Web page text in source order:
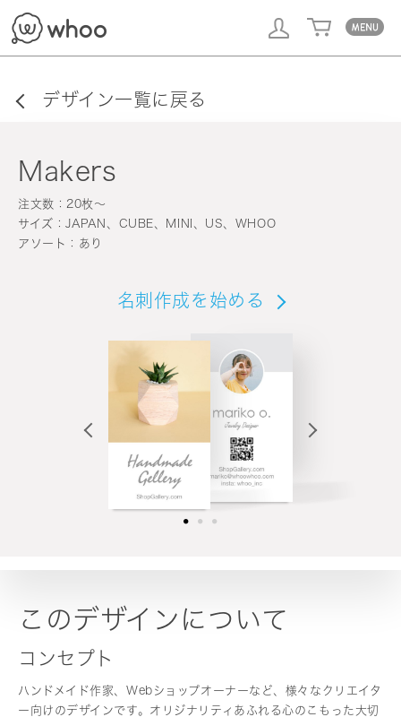
デザイン一覧に戻る
Makers
注文数：20枚〜
サイズ：JAPAN、CUBE、MINI、US、WHOO
アソート：あり
名刺作成を始める
このデザインについて
コンセプト
ハンドメイド作家、Webショップオーナーなど、様々なクリエイタ
ー向けのデザインです。オリジナリティあふれる心のこもった大切